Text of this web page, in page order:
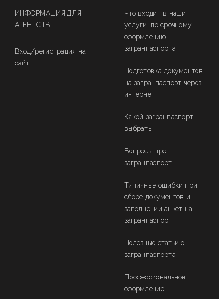
ИНФОРМАЦИЯ ДЛЯ
АГЕНТСТВ
Вход/регистрация на
сайт
Что входит в наши
услуги, по срочному
оформлению
загранпаспорта.
Подготовка документов
на загранпаспорт через
интернет
Какой загранпаспорт
выбрать
Вопросы про
загранпаспорт
Типичные ошибки при
сборе документов и
заполнении анкет на
загранпаспорт.
Полезные статьи о
загранпаспорта
Профессиональное
оформление